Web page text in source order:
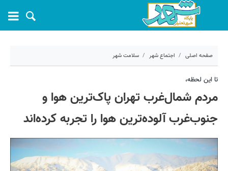
صفحه اصلی اجتماع شهر سلامت شهر
۱۷ دی ۱۴۰۲ - ۱۱:۲۴
کد مطلب:47699
تا این لحظه،
مردم شمال‌غرب تهران پاک‌ترین هوا و
جنوب‌غرب آلوده‌ترین هوا را تجربه کرده‌اند